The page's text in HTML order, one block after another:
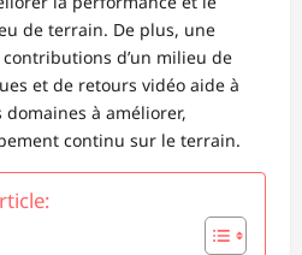
de terrain. De plus, une
d’un milieu de
et de retours vidéo aide à
à améliorer,
continu sur le terrain.